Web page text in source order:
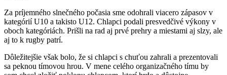
Za príjemného slnečného počasia sme odohrali viacero zápasov v
kategórií U10 a takisto U12. Chlapci podali presvedčivé výkony v
oboch kategóriách. Prišli na rad aj prvé prehry a miestami aj slzy, ale
aj to k rugby patrí.
Dôležitejšie však bolo, že si chlapci s chuťou zahrali a prezentovali
sa peknou tímovou hrou. V mene celého organizačného tímu by